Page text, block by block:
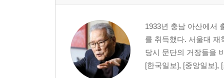
3. 사상의 장
코를렌코_등불 147
보리스 파스테르나크_음악의 신비 149
1933년 충남 아산에서
를 취득했다. 서울대 재
당시 문단의 거장들을
[한국일보], [중앙일보],